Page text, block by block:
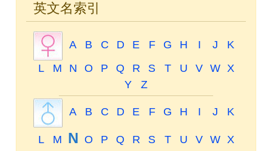
英文名索引
A B C D E F G H I J
K
L
M N O P Q R S T U V W X
Y
Z
A B C D E F G H I J K
L M N O P Q R S T U V W X